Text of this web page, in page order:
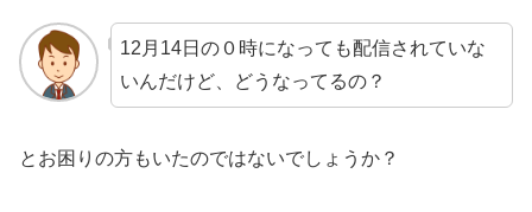
12月14日の０時になっても配信されていな
いんだけど、どうなってるの？
とお困りの方もいたのではないでしょうか？